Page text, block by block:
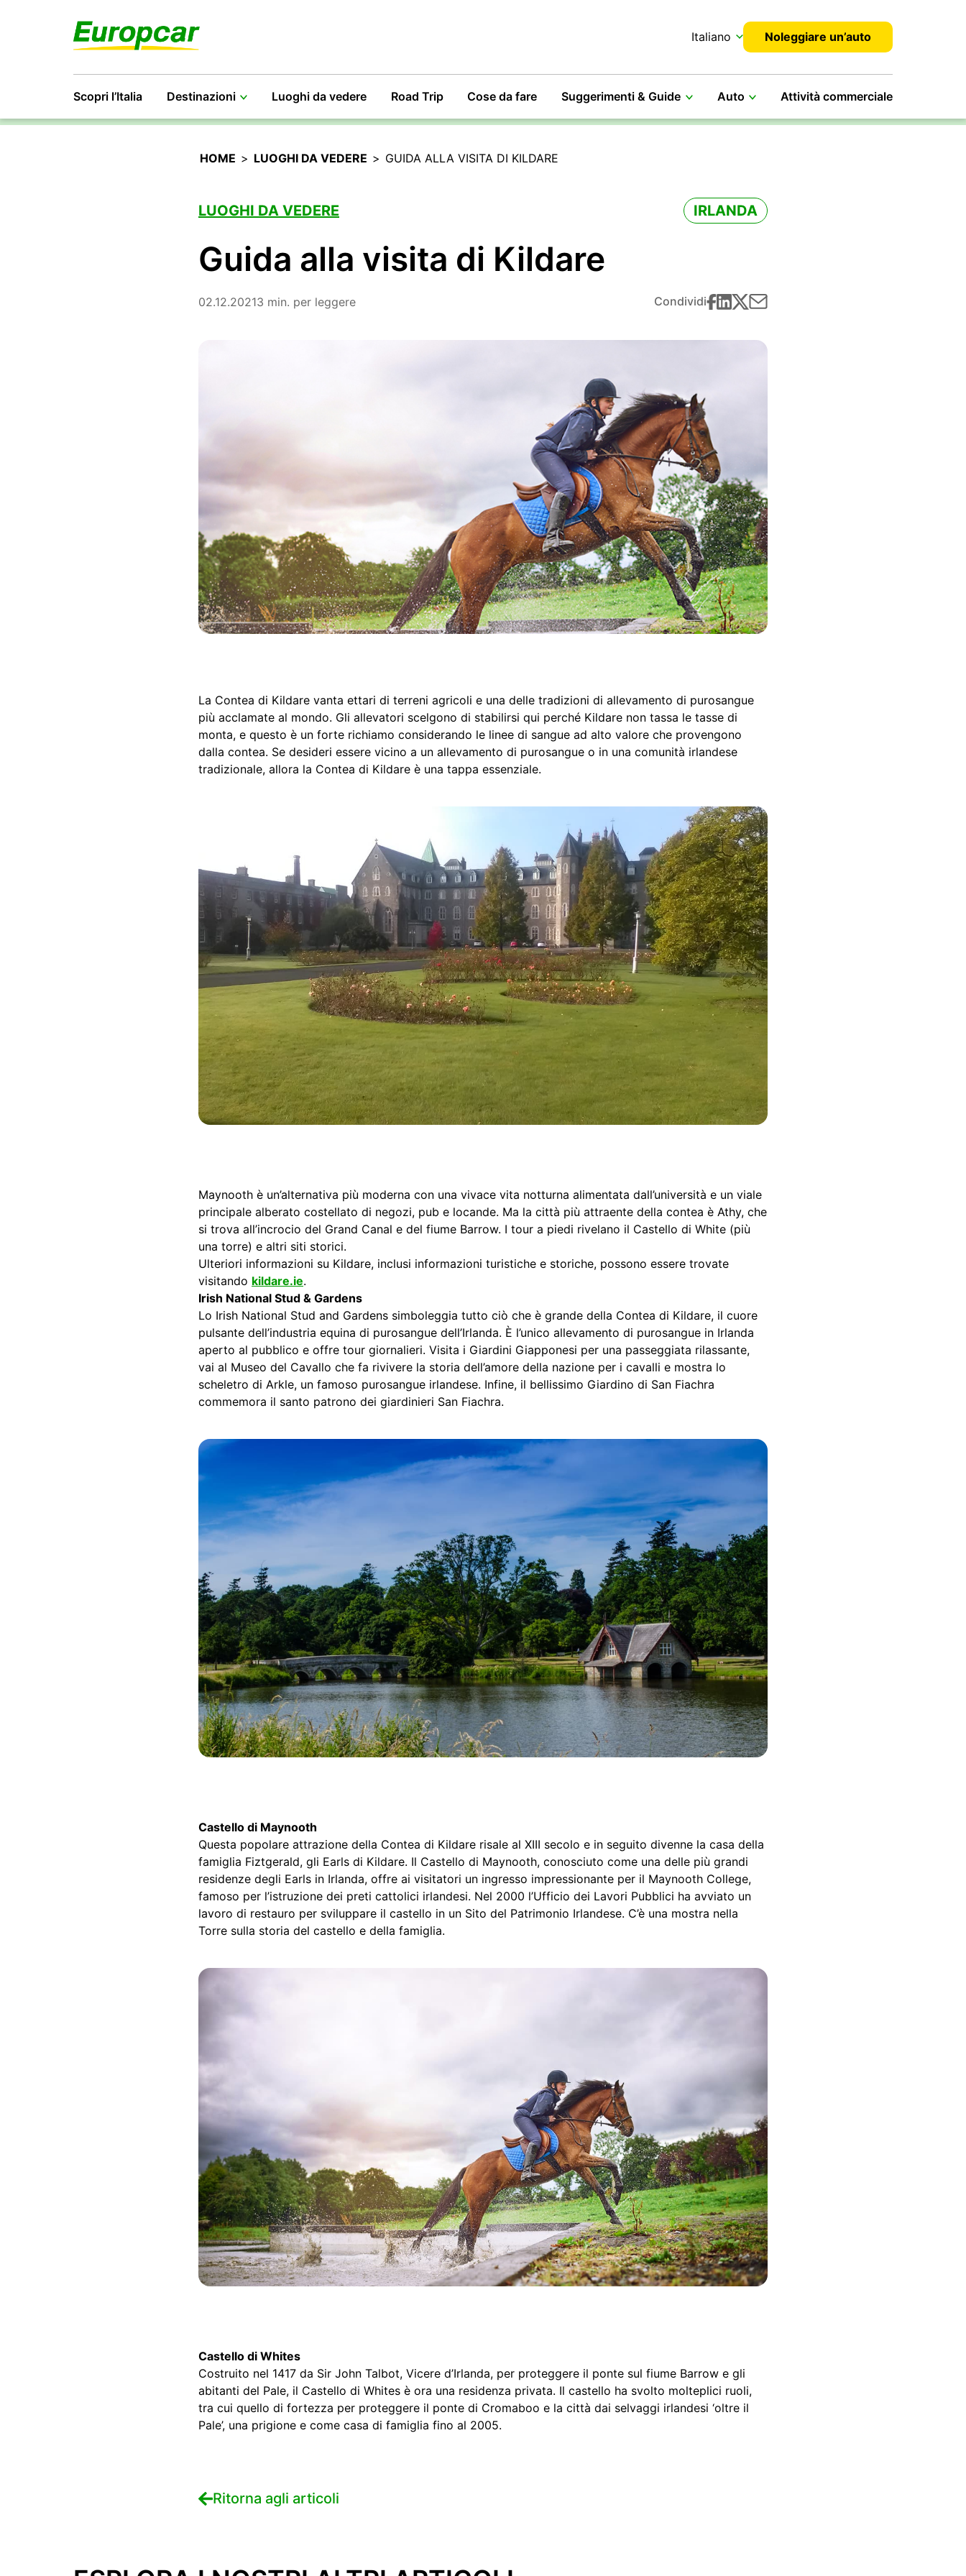
Italiano Noleggiare un’auto
Scopri l’Italia Destinazioni Luoghi da vedere Road Trip Cose da fare Suggerimenti & Guide Auto Attività commerciale
HOME > LUOGHI DA VEDERE > GUIDA ALLA VISITA DI KILDARE
LUOGHI DA VEDERE IRLANDA
Guida alla visita di Kildare
02.12.20213 min. per leggere Condividi
La Contea di Kildare vanta ettari di terreni agricoli e una delle tradizioni di allevamento di purosangue
più acclamate al mondo. Gli allevatori scelgono di stabilirsi qui perché Kildare non tassa le tasse di
monta, e questo è un forte richiamo considerando le linee di sangue ad alto valore che provengono
dalla contea. Se desideri essere vicino a un allevamento di purosangue o in una comunità irlandese
tradizionale, allora la Contea di Kildare è una tappa essenziale.
Maynooth è un’alternativa più moderna con una vivace vita notturna alimentata dall’università e un viale
principale alberato costellato di negozi, pub e locande. Ma la città più attraente della contea è Athy, che
si trova all’incrocio del Grand Canal e del fiume Barrow. I tour a piedi rivelano il Castello di White (più
una torre) e altri siti storici.
Ulteriori informazioni su Kildare, inclusi informazioni turistiche e storiche, possono essere trovate
visitando kildare.ie.
Irish National Stud & Gardens
Lo Irish National Stud and Gardens simboleggia tutto ciò che è grande della Contea di Kildare, il cuore
pulsante dell’industria equina di purosangue dell’Irlanda. È l’unico allevamento di purosangue in Irlanda
aperto al pubblico e offre tour giornalieri. Visita i Giardini Giapponesi per una passeggiata rilassante,
vai al Museo del Cavallo che fa rivivere la storia dell’amore della nazione per i cavalli e mostra lo
scheletro di Arkle, un famoso purosangue irlandese. Infine, il bellissimo Giardino di San Fiachra
commemora il santo patrono dei giardinieri San Fiachra.
Castello di Maynooth
Questa popolare attrazione della Contea di Kildare risale al XIII secolo e in seguito divenne la casa della
famiglia Fiztgerald, gli Earls di Kildare. Il Castello di Maynooth, conosciuto come una delle più grandi
residenze degli Earls in Irlanda, offre ai visitatori un ingresso impressionante per il Maynooth College,
famoso per l’istruzione dei preti cattolici irlandesi. Nel 2000 l’Ufficio dei Lavori Pubblici ha avviato un
lavoro di restauro per sviluppare il castello in un Sito del Patrimonio Irlandese. C’è una mostra nella
Torre sulla storia del castello e della famiglia.
Castello di Whites
Costruito nel 1417 da Sir John Talbot, Vicere d’Irlanda, per proteggere il ponte sul fiume Barrow e gli
abitanti del Pale, il Castello di Whites è ora una residenza privata. Il castello ha svolto molteplici ruoli,
tra cui quello di fortezza per proteggere il ponte di Cromaboo e la città dai selvaggi irlandesi ‘oltre il
Pale’, una prigione e come casa di famiglia fino al 2005.
Ritorna agli articoli